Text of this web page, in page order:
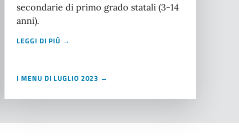
secondarie di primo grado statali (3-14
anni).
LEGGI DI PIÙ →
I MENU DI LUGLIO 2023 →